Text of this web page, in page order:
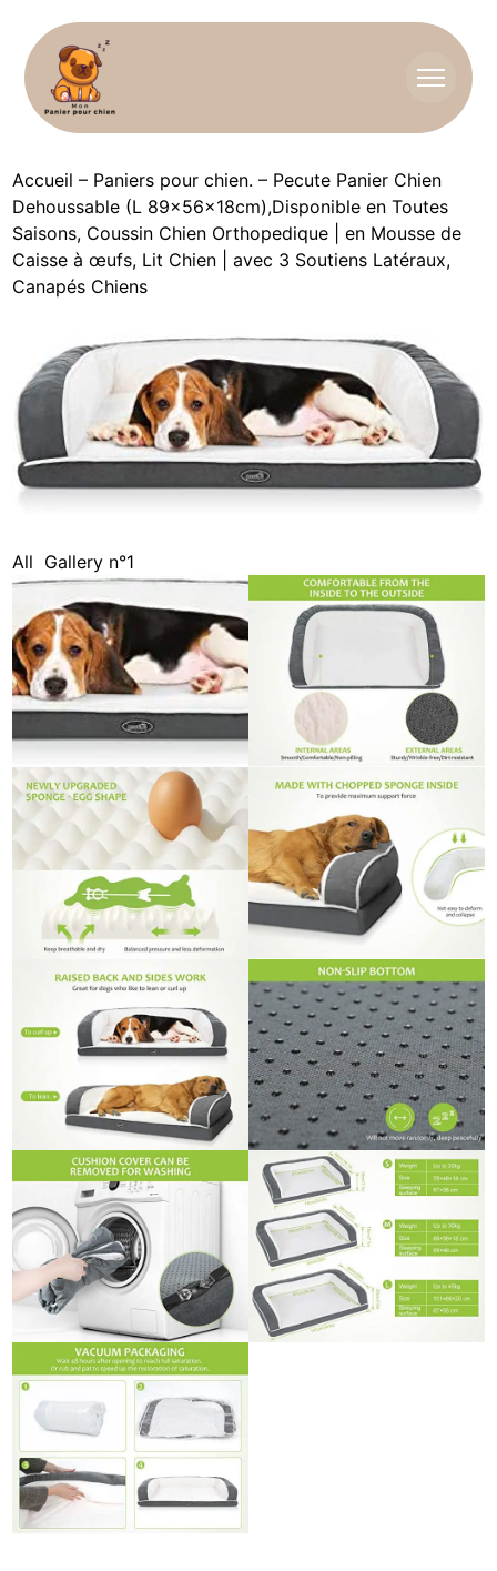
Accueil – Paniers pour chien. – Pecute Panier Chien
Dehoussable (L 89×56×18cm),Disponible en Toutes
Saisons, Coussin Chien Orthopedique | en Mousse de
Caisse à œufs, Lit Chien | avec 3 Soutiens Latéraux,
Canapés Chiens
All Gallery n°1